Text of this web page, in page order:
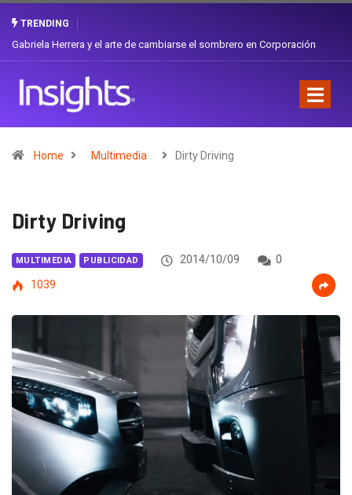
TRENDING
¿Cambiar de agencia mejora una marca? La discusión que atraviesa a
Home Multimedia Dirty Driving
Dirty Driving
MULTIMEDIA PUBLICIDAD 2014/10/09
0
1039